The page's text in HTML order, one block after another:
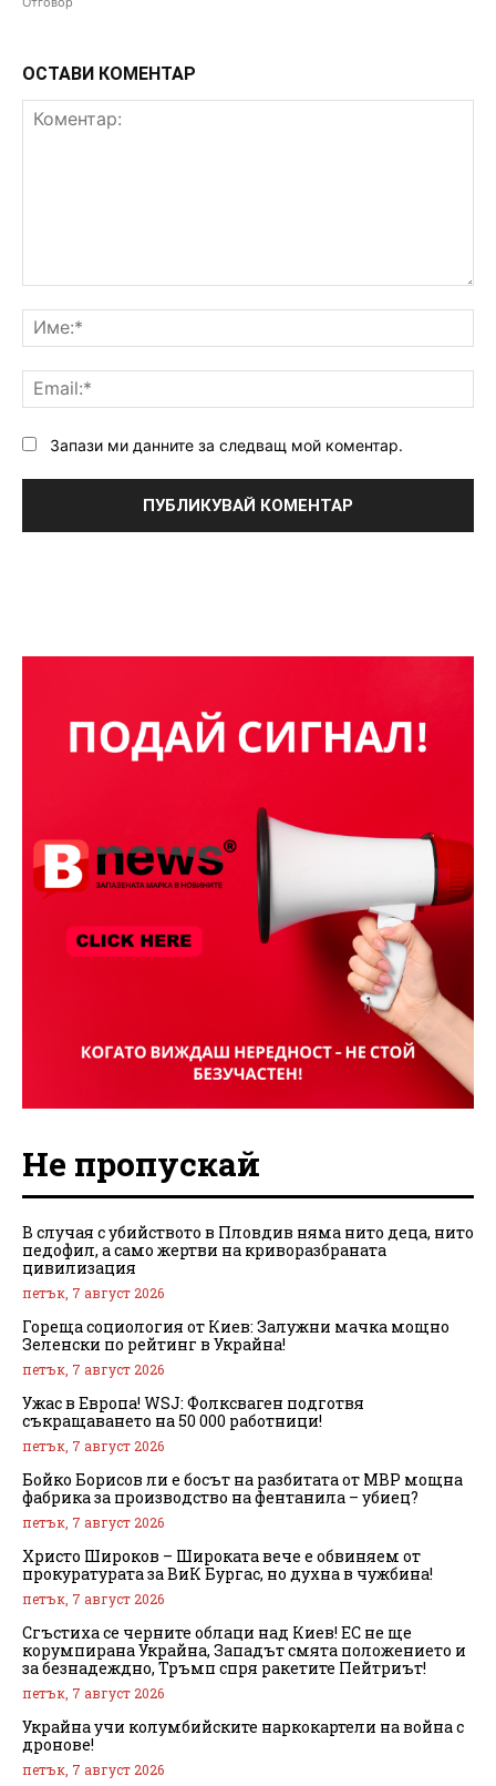
ОСТАВИ КОМЕНТАР
Запази ми данните за следващ мой коментар.
Не пропускай
В случая с убийството в Пловдив няма нито деца, нито
педофил, а само жертви на криворазбраната
цивилизация
петък, 7 август 2026
Гореща социология от Киев: Залужни мачка мощно
Зеленски по рейтинг в Украйна!
петък, 7 август 2026
Ужас в Европа! WSJ: Фолксваген подготвя
съкращаването на 50 000 работници!
петък, 7 август 2026
Бойко Борисов ли е босът на разбитата от МВР мощна
фабрика за производство на фентанила – убиец?
петък, 7 август 2026
Христо Широков – Широката вече е обвиняем от
прокуратурата за ВиК Бургас, но духна в чужбина!
петък, 7 август 2026
Сгъстиха се черните облаци над Киев! ЕС не ще
корумпирана Украйна, Западът смята положението и
за безнадеждно, Тръмп спря ракетите Пейтриът!
петък, 7 август 2026
Украйна учи колумбийските наркокартели на война с
дронове!
петък, 7 август 2026